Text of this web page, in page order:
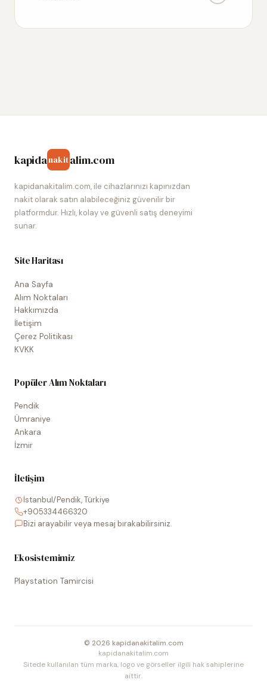
kapidanakitalim.com
kapidanakitalim.com, ile cihazlarınızı kapınızdan
nakit olarak satın alabileceğiniz güvenilir bir
platformdur. Hızlı, kolay ve güvenli satış deneyimi
sunar.
Site Haritası
Ana Sayfa
Alım Noktaları
Hakkımızda
İletişim
Çerez Politikası
KVKK
Popüler Alım Noktaları
Pendik
Ümraniye
Ankara
İzmir
İletişim
İstanbul/Pendik, Türkiye
+905334466320
Bizi arayabilir veya mesaj bırakabilirsiniz.
Ekosistemimiz
Playstation Tamircisi
© 2026 kapidanakitalim.com
kapidanakitalim.com
Sitede kullanılan tüm marka, logo ve görseller ilgili hak sahiplerine
aittir.